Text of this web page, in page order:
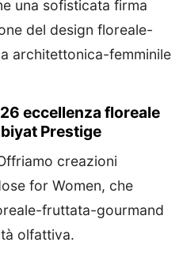
una sofisticata firma
del design floreale-
architettonica-femminile
eccellenza floreale
Prestige
creazioni
for Women, che
fruttata-gourmand
olfattiva.